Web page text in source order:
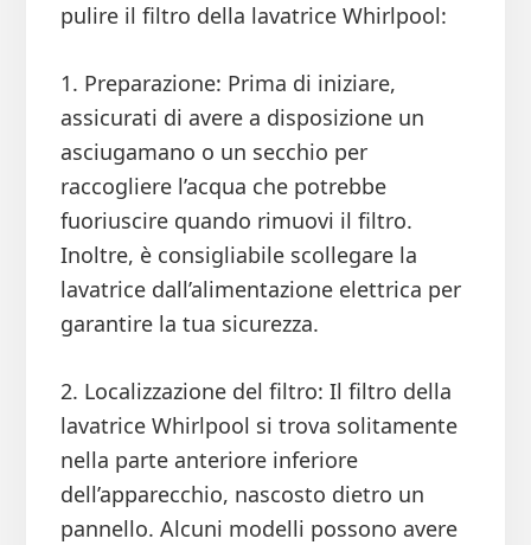
pulire il filtro della lavatrice Whirlpool:
1. Preparazione: Prima di iniziare,
assicurati di avere a disposizione un
asciugamano o un secchio per
raccogliere l’acqua che potrebbe
fuoriuscire quando rimuovi il filtro.
Inoltre, è consigliabile scollegare la
lavatrice dall’alimentazione elettrica per
garantire la tua sicurezza.
2. Localizzazione del filtro: Il filtro della
lavatrice Whirlpool si trova solitamente
nella parte anteriore inferiore
dell’apparecchio, nascosto dietro un
pannello. Alcuni modelli possono avere